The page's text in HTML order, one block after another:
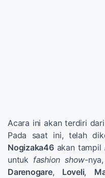
Acara ini akan terdiri dari
Pada saat ini, telah
Nogizaka46 akan tampil
untuk fashion show-nya,
Darenogare, Loveli,